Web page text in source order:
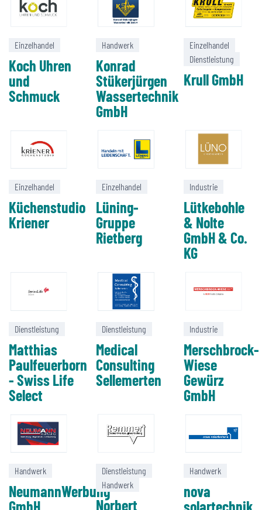
Einzelhandel
Koch Uhren
und
Schmuck
Handwerk
Konrad
Stükerjürgen
Wassertechnik
GmbH
Einzelhandel
Dienstleistung
Krull GmbH
Einzelhandel
Küchenstudio
Kriener
Einzelhandel
Lüning-
Gruppe
Rietberg
Industrie
Lütkebohle
& Nolte
GmbH & Co.
KG
Dienstleistung
Matthias
Paulfeuerborn
- Swiss Life
Select
Dienstleistung
Medical
Consulting
Sellemerten
Industrie
Merschbrock-
Wiese
Gewürz
GmbH
Handwerk
NeumannWerbung
GmbH
Dienstleistung
Handwerk
Norbert
Handwerk
nova
solartechnik